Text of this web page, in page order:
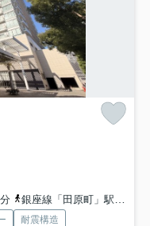
銀座線「田原町」駅 徒歩12分
耐震構造